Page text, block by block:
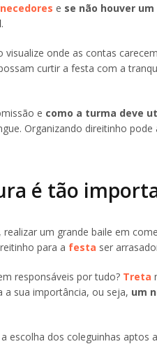
e se não houver
.
onde as contas
curtir a festa com a
e como a turma deve
Organizando direitinho pode
é tão
um grande baile em
para a festa ser
responsáveis por tudo? Treta
sua importância, ou seja, um
escolha dos coleguinhas aptos